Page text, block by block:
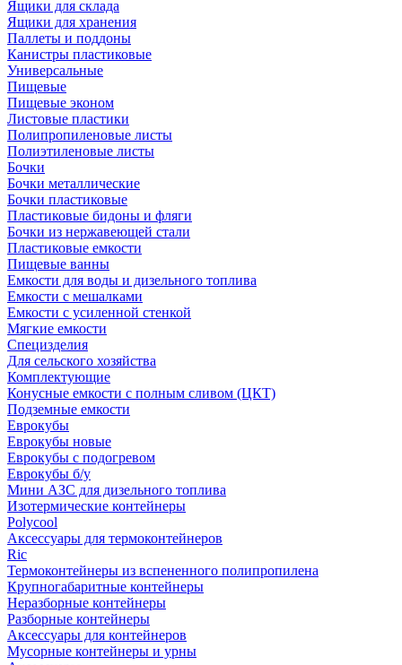
Ящики для склада
Ящики для хранения
Паллеты и поддоны
Канистры пластиковые
Универсальные
Пищевые
Пищевые эконом
Листовые пластики
Полипропиленовые листы
Полиэтиленовые листы
Бочки
Бочки металлические
Бочки пластиковые
Пластиковые бидоны и фляги
Бочки из нержавеющей стали
Пластиковые емкости
Пищевые ванны
Емкости для воды и дизельного топлива
Емкости с мешалками
Емкости с усиленной стенкой
Мягкие емкости
Специзделия
Для сельского хозяйства
Комплектующие
Конусные емкости с полным сливом (ЦКТ)
Подземные емкости
Еврокубы
Еврокубы новые
Еврокубы с подогревом
Еврокубы б/у
Мини АЗС для дизельного топлива
Изотермические контейнеры
Polycool
Аксессуары для термоконтейнеров
Ric
Термоконтейнеры из вспененного полипропилена
Крупногабаритные контейнеры
Неразборные контейнеры
Разборные контейнеры
Аксессуары для контейнеров
Мусорные контейнеры и урны